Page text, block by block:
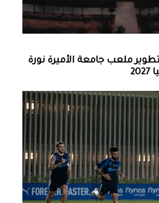
ملعب جامعة الأميرة نورة